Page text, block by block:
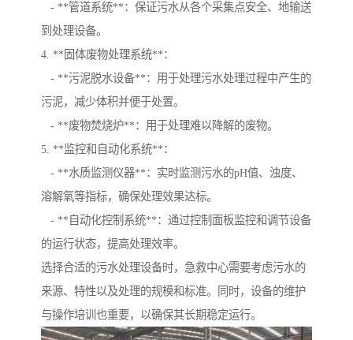
- **管道系统**：保证污水从各个采集点安全、地输送
到处理设备。
4. **固体废物处理系统**：
- **污泥脱水设备**：用于处理污水处理过程中产生的
污泥，减少体积并便于处置。
- **废物焚烧炉**：用于处理难以降解的废物。
5. **监控和自动化系统**：
- **水质监测仪器**：实时监测污水的pH值、浊度、
溶解氧等指标，确保处理效果达标。
- **自动化控制系统**：通过控制面板监控和调节设备
的运行状态，提高处理效率。
选择合适的污水处理设备时，急救中心需要考虑污水的
来源、特性以及处理的规模和标准。同时，设备的维护
与操作培训也重要，以确保其长期稳定运行。